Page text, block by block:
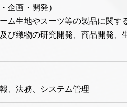
企画・開発）
ム生地やスーツ等の製品に関
び織物の研究開発、商品開発
、法務、システム管理